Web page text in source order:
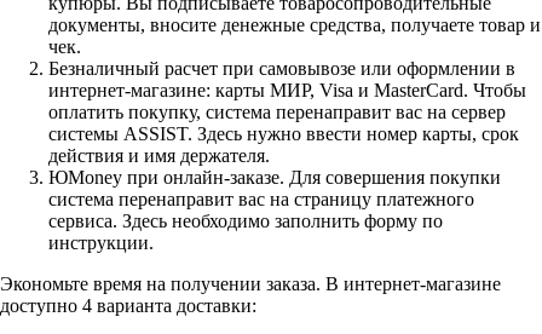
документы, вносите денежные средства, получаете товар и
чек.
Безналичный расчет при самовывозе или оформлении в
интернет-магазине: карты МИР, Visa и MasterCard. Чтобы
оплатить покупку, система перенаправит вас на сервер
системы ASSIST. Здесь нужно ввести номер карты, срок
действия и имя держателя.
ЮMoney при онлайн-заказе. Для совершения покупки
система перенаправит вас на страницу платежного
сервиса. Здесь необходимо заполнить форму по
инструкции.
Экономьте время на получении заказа. В интернет-магазине
доступно 4 варианта доставки: